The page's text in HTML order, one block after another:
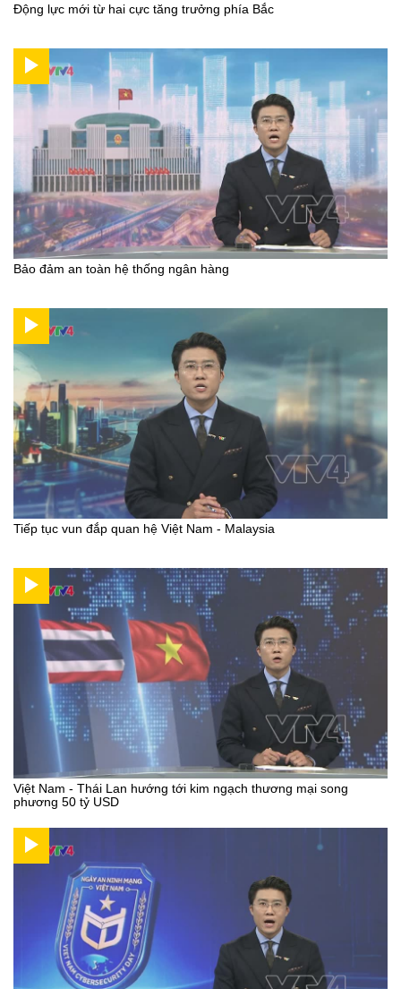
Động lực mới từ hai cực tăng trưởng phía Bắc
Bảo đảm an toàn hệ thống ngân hàng
Tiếp tục vun đắp quan hệ Việt Nam - Malaysia
Việt Nam - Thái Lan hướng tới kim ngạch thương mại song
phương 50 tỷ USD